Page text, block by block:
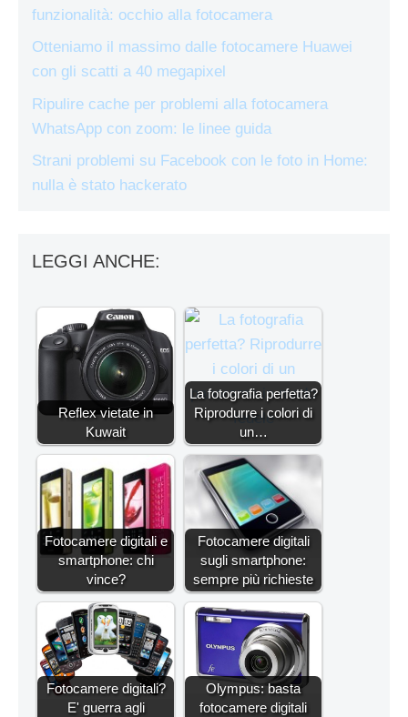
funzionalità: occhio alla fotocamera
Otteniamo il massimo dalle fotocamere Huawei
con gli scatti a 40 megapixel
Ripulire cache per problemi alla fotocamera
WhatsApp con zoom: le linee guida
Strani problemi su Facebook con le foto in Home:
nulla è stato hackerato
LEGGI ANCHE:
Reflex vietate in
Kuwait
La fotografia perfetta?
Riprodurre i colori di
un…
Fotocamere digitali e
smartphone: chi
vince?
Fotocamere digitali
sugli smartphone:
sempre più richieste
Fotocamere digitali?
E' guerra agli
Olympus: basta
fotocamere digitali